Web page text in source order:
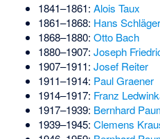
1841–1861: Alois Taux
1861–1868: Hans Schläger
1868–1880: Otto Bach
1880–1907: Joseph
1907–1911: Josef Reiter
1911–1914: Paul Graener
1914–1917: Franz
1917–1939: Bernhard
1939–1945: Clemens